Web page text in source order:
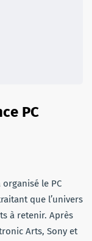
PC
le PC
que l’univers
à retenir. Après
Arts, Sony et